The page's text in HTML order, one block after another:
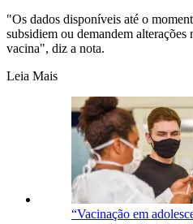
"Os dados disponíveis até o
subsidiem ou demandem alterações
vacina", diz a nota.
Leia Mais
“Vacinação em